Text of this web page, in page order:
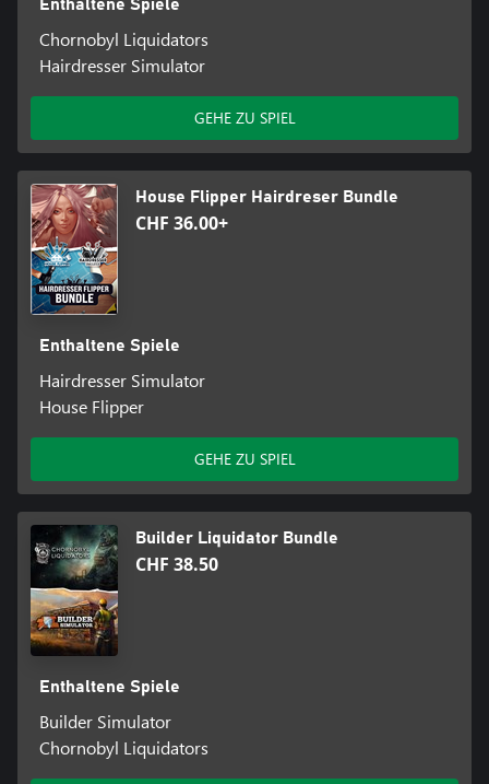
Enthaltene Spiele
Chornobyl Liquidators
Hairdresser Simulator
GEHE ZU SPIEL
House Flipper Hairdreser Bundle
CHF 36.00+
Enthaltene Spiele
Hairdresser Simulator
House Flipper
GEHE ZU SPIEL
Builder Liquidator Bundle
CHF 38.50
Enthaltene Spiele
Builder Simulator
Chornobyl Liquidators